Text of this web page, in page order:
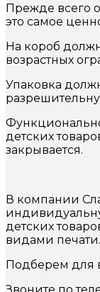
Прежде всего
это самое
На короб
возрастных
Упаковка
детских
закрывается.
В компании
детских
видами печати.
Подберем для